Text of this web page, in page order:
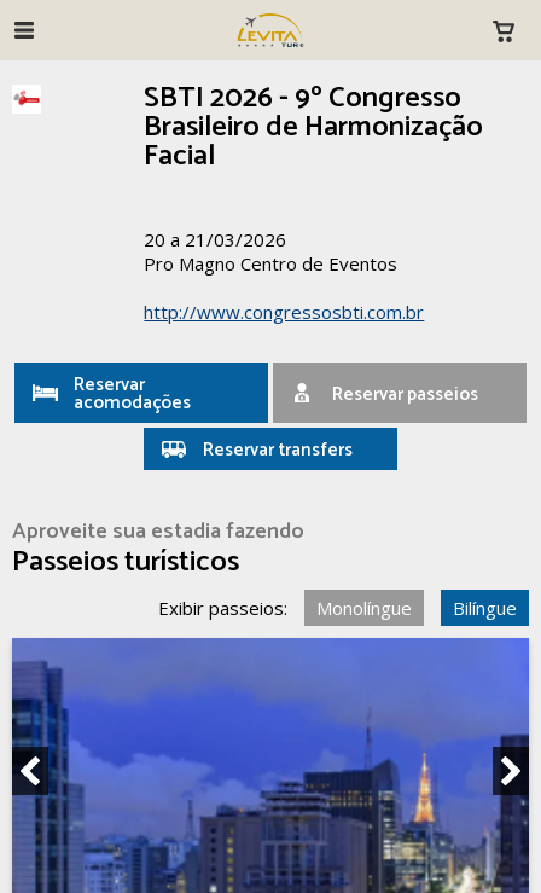
SBTI 2026 - 9º Congresso
Brasileiro de Harmonização
Facial
20 a 21/03/2026
Pro Magno Centro de Eventos
http://www.congressosbti.com.br
Reservar
acomodações
Reservar passeios
Reservar transfers
Aproveite sua estadia fazendo
Passeios turísticos
Exibir passeios: Monolíngue Bilíngue